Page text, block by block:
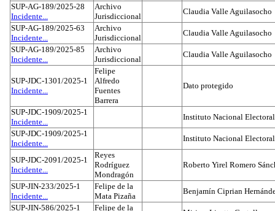
SUP-AG-189/2025-28
Incidente...
Archivo
Jurisdiccional
Claudia Valle Aguilasocho
SUP-AG-189/2025-63
Incidente...
Archivo
Jurisdiccional
Claudia Valle Aguilasocho
SUP-AG-189/2025-85
Incidente...
Archivo
Jurisdiccional
Claudia Valle Aguilasocho
SUP-JDC-1301/2025-1
Incidente...
Felipe
Alfredo
Fuentes
Barrera
Dato protegido
SUP-JDC-1909/2025-1
Incidente...
Instituto Nacional Electoral
SUP-JDC-1909/2025-1
Incidente...
Instituto Nacional Electoral
SUP-JDC-2091/2025-1
Incidente...
Reyes
Rodríguez
Mondragón
Roberto Yirel Romero
SUP-JIN-233/2025-1
Incidente...
Felipe de la
Mata Pizaña
Benjamín Ciprian
SUP-JIN-586/2025-1
Felipe de la